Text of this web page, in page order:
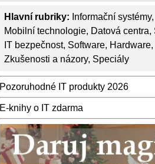
Hlavní rubriky: Informační systémy,
Mobilní technologie, Datová centra,
IT bezpečnost, Software, Hardware,
Zkušenosti a názory, Speciály
Pozoruhodné IT produkty 2026
E-knihy o IT zdarma